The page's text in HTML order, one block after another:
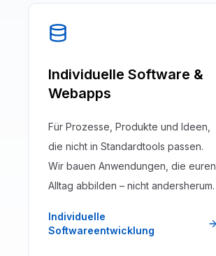
Individuelle Software &
Webapps
Für Prozesse, Produkte und Ideen,
die nicht in Standardtools passen.
Wir bauen Anwendungen, die euren
Alltag abbilden – nicht andersherum.
Individuelle
Softwareentwicklung